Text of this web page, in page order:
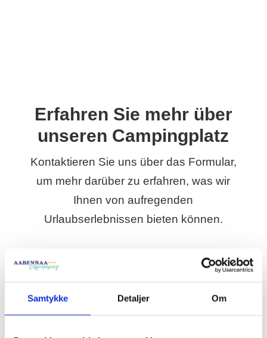
Samtykke Detaljer Om
Erfahren Sie mehr über
unseren Campingplatz
Kontaktieren Sie uns über das Formular,
um mehr darüber zu erfahren, was wir
Ihnen von aufregenden
Urlaubserlebnissen bieten können.